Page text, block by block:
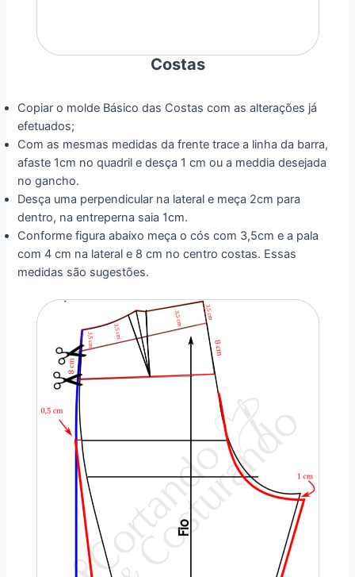
Costas
Copiar o molde Básico das Costas com as alterações já
efetuados;
Com as mesmas medidas da frente trace a linha da barra,
afaste 1cm no quadril e desça 1 cm ou a meddia desejada
no gancho.
Desça uma perpendicular na lateral e meça 2cm para
dentro, na entreperna saia 1cm.
Conforme figura abaixo meça o cós com 3,5cm e a pala
com 4 cm na lateral e 8 cm no centro costas. Essas
medidas são sugestões.